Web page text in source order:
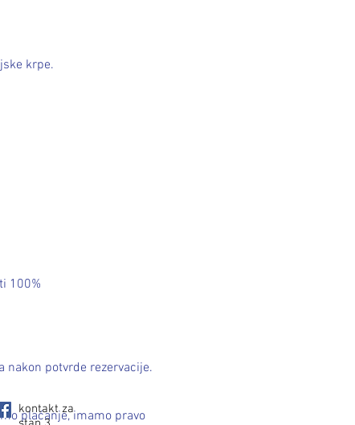
krpe.
100%
nakon potvrde rezervacije.
plaćanje, imamo pravo
kontakt za